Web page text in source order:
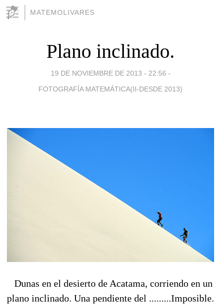
MATEMOLIVARES
Plano inclinado.
19 DE NOVIEMBRE DE 2013 - 22:56 -
FOTOGRAFÍA MATEMÁTICA(II-DESDE 2013)
Dunas en el desierto de Acatama, corriendo en un
plano inclinado. Una pendiente del .........Imposible.